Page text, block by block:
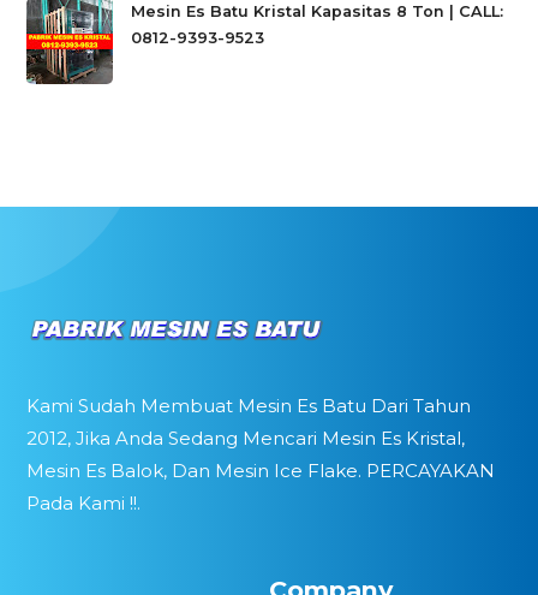
Mesin Es Batu Kristal Kapasitas 8 Ton | CALL:
0812-9393-9523
Kami Sudah Membuat Mesin Es Batu Dari Tahun
2012, Jika Anda Sedang Mencari Mesin Es Kristal,
Mesin Es Balok, Dan Mesin Ice Flake. PERCAYAKAN
Pada Kami !!.